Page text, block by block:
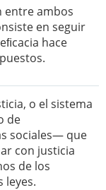
entre ambos
en seguir
hace
o el sistema
de
sociales— que
con justicia
de los
leyes.